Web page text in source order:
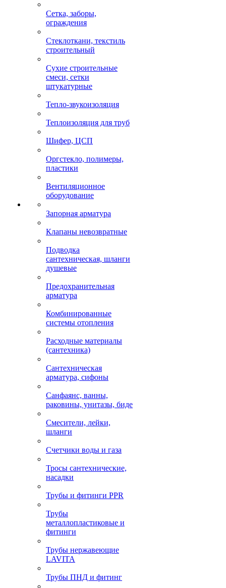
Сетка, заборы,
ограждения
Стеклоткани, текстиль
строительный
Сухие строительные
смеси, сетки
штукатурные
Тепло-звукоизоляция
Теплоизоляция для труб
Шифер, ЦСП
Оргстекло, полимеры,
пластики
Вентиляционное
оборудование
Запорная арматура
Клапаны невозвратные
Подводка
сантехническая, шланги
душевые
Предохранительная
арматура
Комбинированные
системы отопления
Расходные материалы
(сантехника)
Сантехническая
арматура, сифоны
Санфаянс, ванны,
раковины, унитазы, биде
Смесители, лейки,
шланги
Счетчики воды и газа
Тросы сантехнические,
насадки
Трубы и фитинги PPR
Трубы
металлопластиковые и
фитинги
Трубы нержавеющие
LAVITA
Трубы ПНД и фитинг